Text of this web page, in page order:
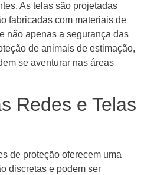
As telas são projetadas
fabricadas com materiais de
não apenas a segurança das
de animais de estimação,
se aventurar nas áreas
Redes e Telas
de proteção oferecem uma
discretas e podem ser